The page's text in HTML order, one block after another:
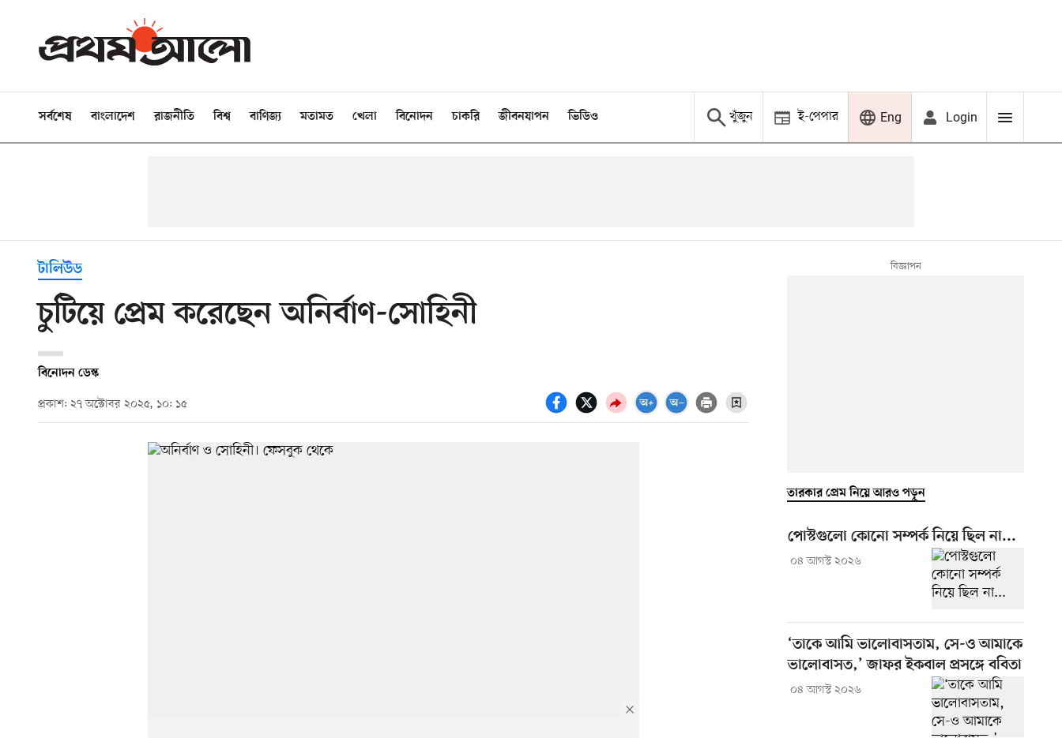
সর্বশেষ বাংলাদেশ রাজনীতি বিশ্ব বাণিজ্য মতামত খেলা বিনোদন চাকরি জীবনযাপন ভিডিও খুঁজুন ই-পেপার Eng Login
টালিউড
চুটিয়ে প্রেম করেছেন অনির্বাণ-সোহিনী
বিনোদন ডেস্ক
প্রকাশ: ২৭ অক্টোবর ২০২৫, ১০: ১৫
তারকার প্রেম নিয়ে আরও পড়ুন
পোস্টগুলো কোনো সম্পর্ক নিয়ে ছিল না...
০৪ আগস্ট ২০২৬
‘তাকে আমি ভালোবাসতাম, সে-ও আমাকে
ভালোবাসত,’ জাফর ইকবাল প্রসঙ্গে ববিতা
০৪ আগস্ট ২০২৬